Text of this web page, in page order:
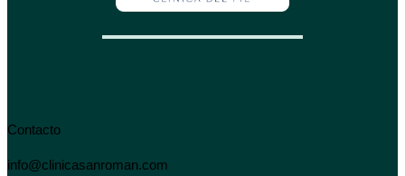
Contacto
info@clinicasanroman.com